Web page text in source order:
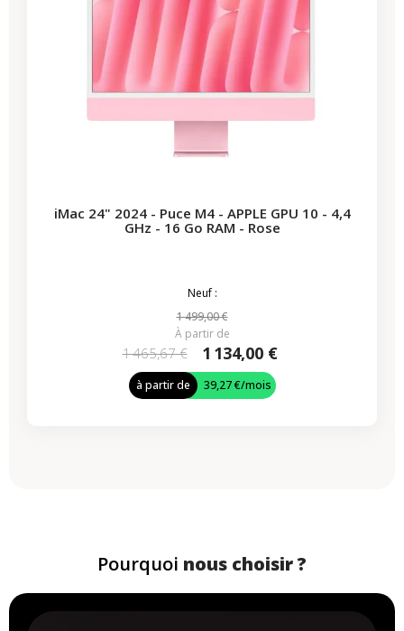
iMac 24" 2024 - Puce M4 - APPLE GPU 10 - 4,4
GHz - 16 Go RAM - Rose
Neuf :
1 499,00 €
À partir de
1 465,67 € 1 134,00 €
à partir de 39,27 €/mois
Pourquoi nous choisir ?